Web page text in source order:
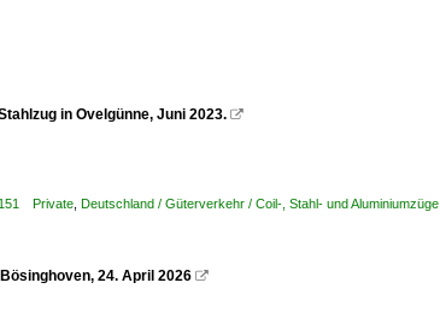
in Ovelgünne, Juni 2023. 
151 Private Deutschland / Güterverkehr / Coil-, Stahl- und Aluminiumzüge
24. April 2026 